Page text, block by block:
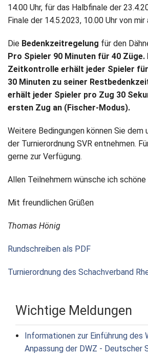
14.00 Uhr, für das Halbfinale der
Finale der 14.5.2023, 10.00 Uhr von
Die Bedenkzeitregelung für den
Pro Spieler 90 Minuten für 40
Zeitkontrolle erhält jeder Spieler
30 Minuten zu seiner
erhält jeder Spieler pro Zug 30
ersten Zug an (Fischer-Modus).
Weitere Bedingungen können Sie dem
der Turnierordnung SVR entnehmen.
gerne zur Verfügung.
Allen Teilnehmern wünsche ich
Mit freundlichen Grüßen
Thomas Hönig
Rundschreiben als PDF
Turnierordnung des Schachverband
Wichtige Meldungen
Informationen zur Einführung des
Anpassung der DWZ - Deutscher